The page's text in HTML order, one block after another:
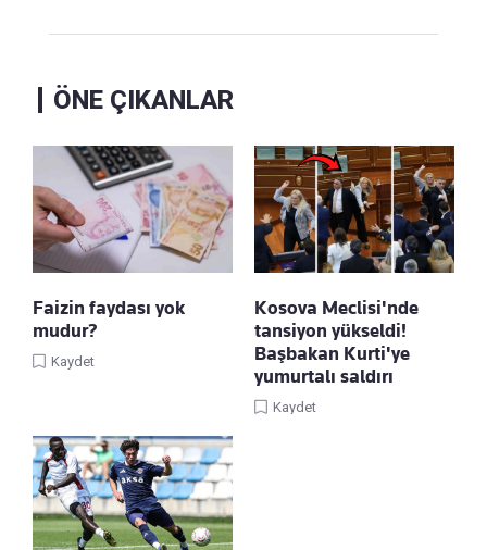
ÖNE ÇIKANLAR
Faizin faydası yok
mudur?
Kaydet
Kosova Meclisi'nde
tansiyon yükseldi!
Başbakan Kurti'ye
yumurtalı saldırı
Kaydet